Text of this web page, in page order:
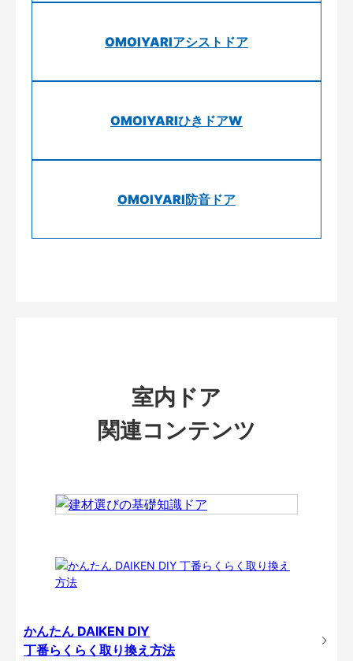
OMOIYARIアシストドア
OMOIYARIひきドアW
OMOIYARI防音ドア
室内ドア
関連コンテンツ
かんたん DAIKEN DIY
丁番らくらく取り換え方法